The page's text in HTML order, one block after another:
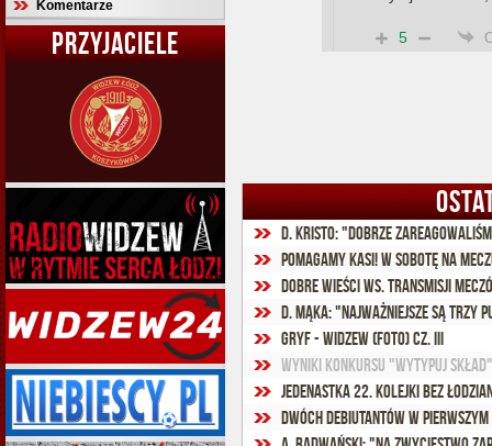
Komentarze
PRZYJACIELE 5
D. Kristo: "Dobrze
Pomagamy Kasi! W sobotę na
Dobre wieści ws. transmisji
D. Mąka: "Najważniejsze są trzy
Gryf - Widzew (foto) cz. III
Wyniki konkursu "Wytypuj skład"
Jedenastka 22. kolejki bez
Dwóch debiutantów w pierwszym